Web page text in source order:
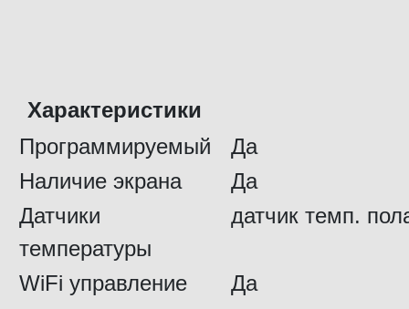
Характеристики
Программируемый
Да
Наличие экрана
Да
Датчики
температуры
датчик темп.
WiFi управление
Да